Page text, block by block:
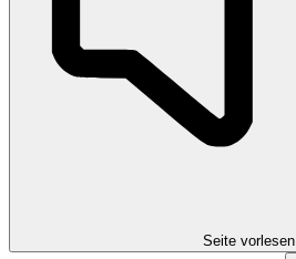
Seite vorlesen